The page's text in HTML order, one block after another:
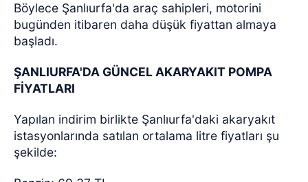
Böylece Şanlıurfa'da araç sahipleri, motorini
bugünden itibaren daha düşük fiyattan almaya
başladı.
ŞANLIURFA'DA GÜNCEL AKARYAKIT POMPA
FİYATLARI
Yapılan indirim birlikte Şanlıurfa'daki akaryakıt
istasyonlarında satılan ortalama litre fiyatları şu
şekilde: